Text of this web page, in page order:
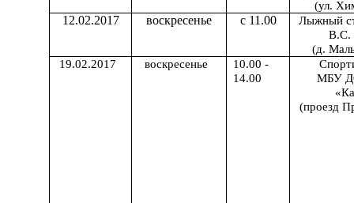
(ул.
1 2.02.2017 воскресенье с 11.00
Лыжный
В.С.
(д.
19.02.2017
воскресенье
10.00 -
14.00
МБУ
(проезд